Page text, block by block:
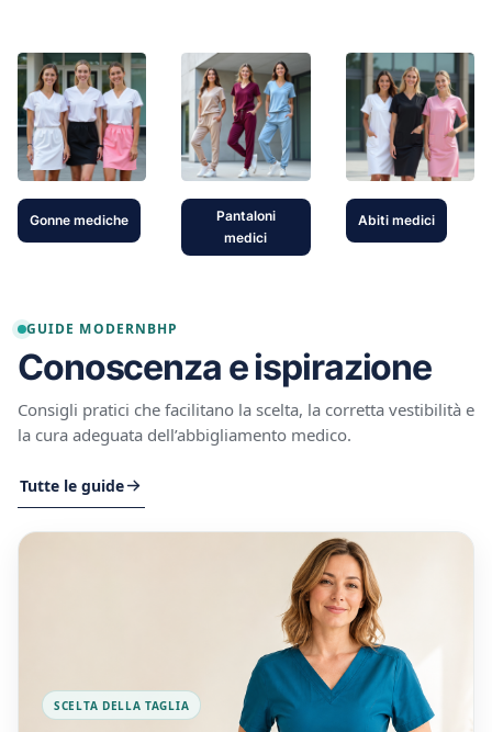
Gonne mediche
Pantaloni
medici
Abiti medici
GUIDE MODERNBHP
Conoscenza e ispirazione
Consigli pratici che facilitano la scelta, la corretta vestibilità e
la cura adeguata dell’abbigliamento medico.
Tutte le guide
SCELTA DELLA TAGLIA